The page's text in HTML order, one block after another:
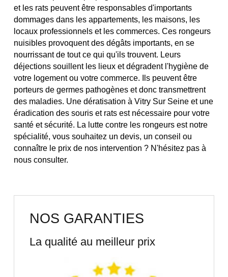
et les rats peuvent être responsables d'importants
dommages dans les appartements, les maisons, les
locaux professionnels et les commerces. Ces rongeurs
nuisibles provoquent des dégâts importants, en se
nourrissant de tout ce qui qu'ils trouvent. Leurs
déjections souillent les lieux et dégradent l'hygiène de
votre logement ou votre commerce. Ils peuvent être
porteurs de germes pathogènes et donc transmettrent
des maladies. Une dératisation à Vitry Sur Seine et une
éradication des souris et rats est nécessaire pour votre
santé et sécurité. La lutte contre les rongeurs est notre
spécialité, vous souhaitez un devis, un conseil ou
connaître le prix de nos intervention ? N'hésitez pas à
nous consulter.
NOS GARANTIES
La qualité au meilleur prix